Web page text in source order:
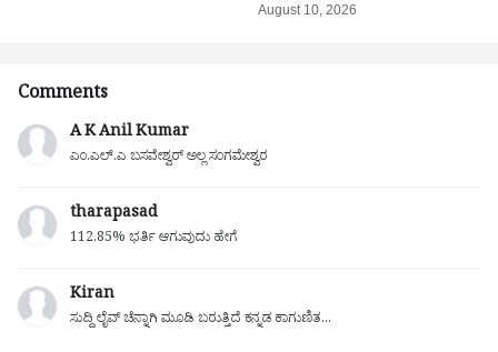
August 10, 2026
Comments
A K Anil Kumar
ಎಂ.ಎಲ್.ಎ ಬಸವೇಶ್ವರ್ ಅಲ್ಲ ಸಂಗಮೇಶ್ವರ
tharapasad
112.85% ಭರ್ತಿ ಆಗುವುದು ಹೇಗೆ
Kiran
ಸುದ್ದಿ ಲೈವ್ ಚೆನ್ನಾಗಿ ಮೂಡಿ ಬರುತ್ತಿದೆ ಕನ್ನಡ ಕಾಗುಣಿತ...